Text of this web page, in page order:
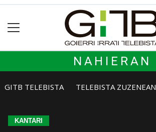
NAHIERAN
GITB TELEBISTA TELEBISTA ZUZENEAN
KANTARI